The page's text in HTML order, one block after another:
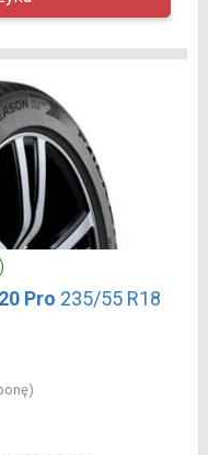
Pro 235/55 R18